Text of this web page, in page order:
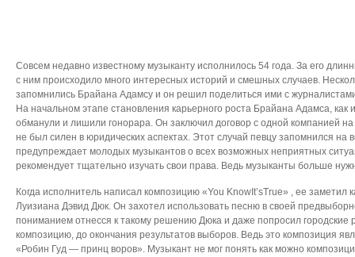
Совсем недавно известному музыканту исполнилось 54 года. За его
с ним происходило много интересных историй и смешных случаев.
запомнились Брайана Адамсу и он решил поделиться ими с
На начальном этапе становления карьерного роста Брайана Адамса, как
обманули и лишили гонорара. Он заключил договор с одной компанией на
не был силен в юридических аспектах. Этот случай певцу запомнился на
предупреждает молодых музыкантов о всех возможных неприятных
рекомендует тщательно изучать свои права. Ведь музыканты больше
Когда исполнитель написал композицию «You KnowIt’sTrue» , ее заметил
Луизиана Дэвид Дюк. Он захотел использовать песню в своей
пониманием отнесся к такому решению Дюка и даже попросил городские
композицию, до окончания результатов выборов. Ведь это композиция
«Робин Гуд — принц воров». Музыкант не мог понять как можно